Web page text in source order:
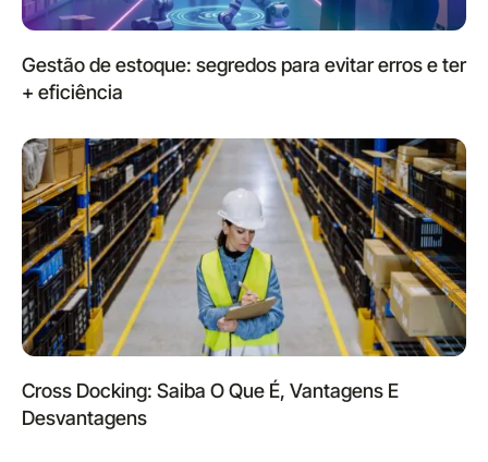
Gestão de estoque: segredos para evitar erros e ter
+ eficiência
Cross Docking: Saiba O Que É, Vantagens E
Desvantagens